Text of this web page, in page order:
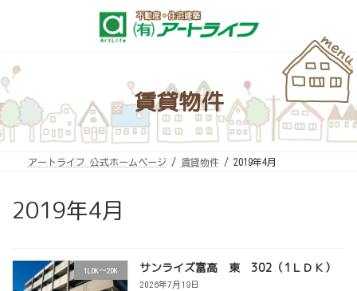
キ
ッ
プ
に
移
動
賃貸物件
アートライフ 公式ホームページ 賃貸物件 2019年4月
2019年4月
1LDK～2DK サンライズ富高 東 302（1ＬＤＫ）
2026年7月19日